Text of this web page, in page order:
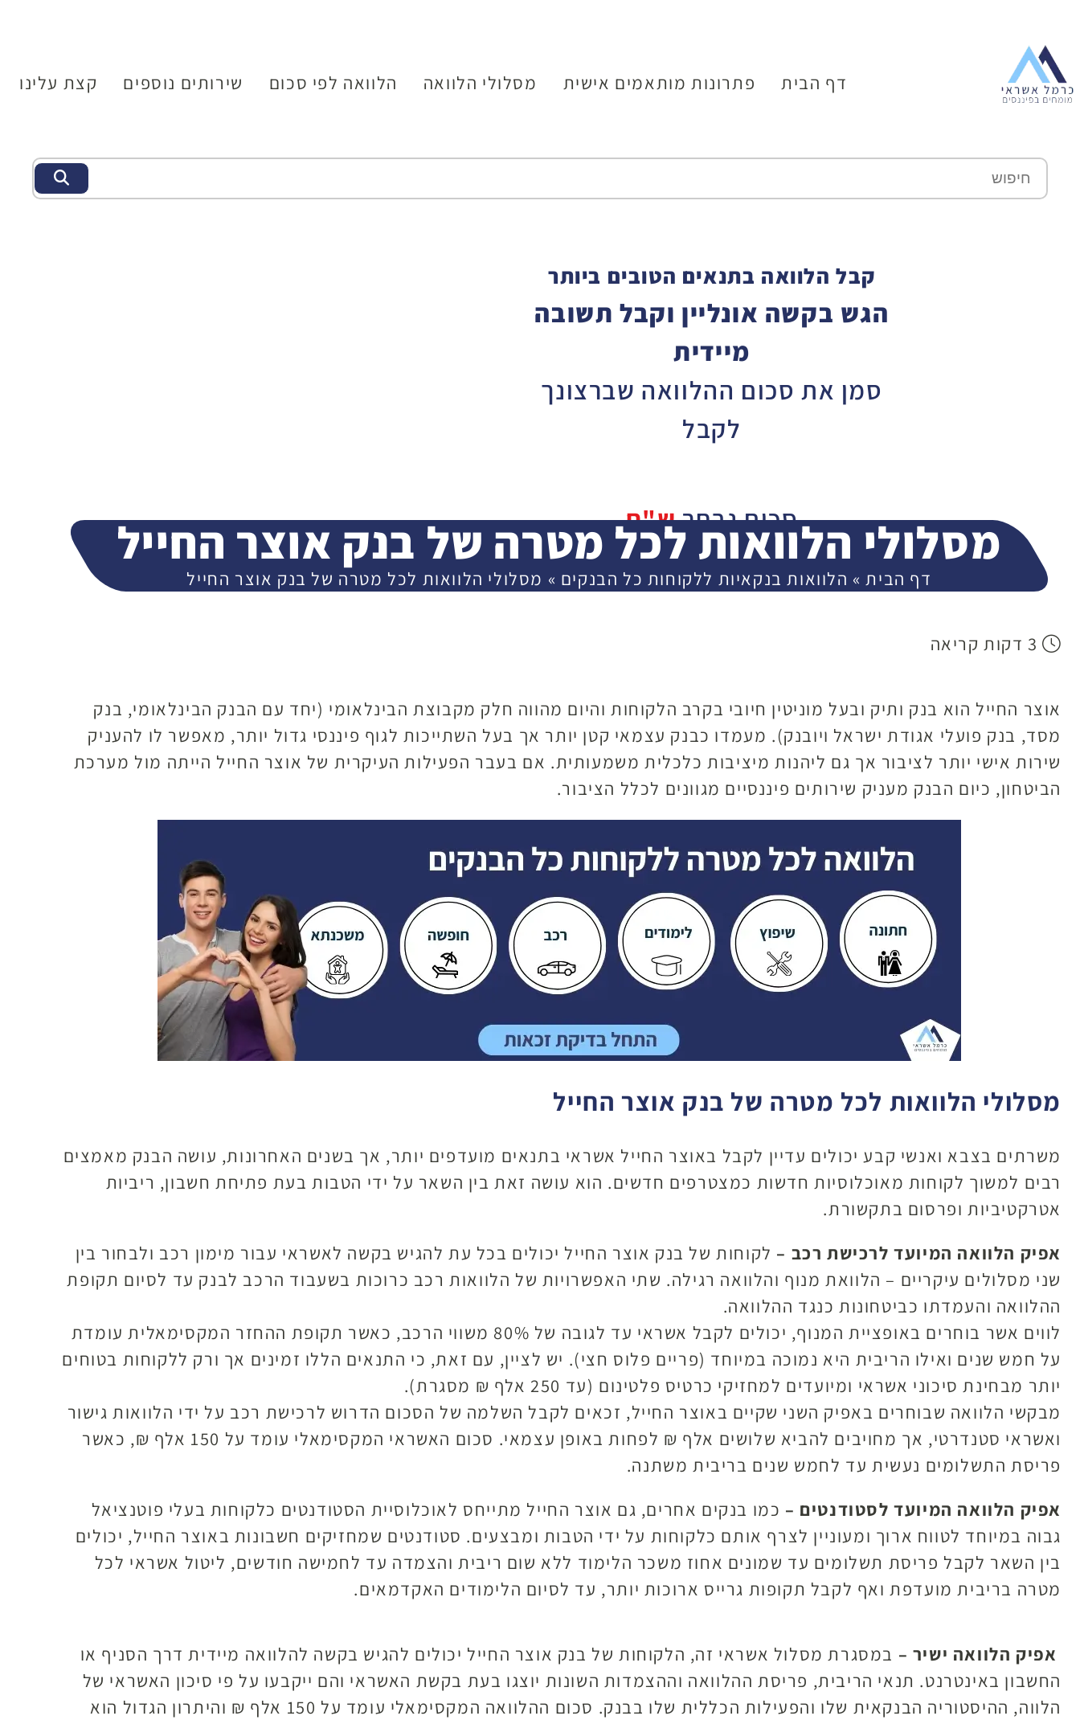
דף הבית פתרונות מותאמים אישית מסלולי הלוואה הלוואה לפי סכום שירותים נוספים קצת עלינו
קבל הלוואה בתנאים הטובים ביותר
הגש בקשה אונליין וקבל תשובה
מיידית
סמן את סכום ההלוואה שברצונך
לקבל
סכום נבחרש"ח
30,000
המשך
מסלולי הלוואות לכל מטרה של בנק אוצר החייל
דף הבית » הלוואות בנקאיות ללקוחות כל הבנקים » מסלולי הלוואות לכל מטרה של בנק אוצר החייל
3 דקות קריאה
אוצר החייל הוא בנק ותיק ובעל מוניטין חיובי בקרב הלקוחות והיום מהווה חלק מקבוצת הבינלאומי (יחד עם הבנק הבינלאומי, בנק
מסד, בנק פועלי אגודת ישראל ויובנק). מעמדו כבנק עצמאי קטן יותר אך בעל השתייכות לגוף פיננסי גדול יותר, מאפשר לו להעניק
שירות אישי יותר לציבור אך גם ליהנות מיציבות כלכלית משמעותית. אם בעבר הפעילות העיקרית של אוצר החייל הייתה מול מערכת
הביטחון, כיום הבנק מעניק שירותים פיננסיים מגוונים לכלל הציבור.
מסלולי הלוואות לכל מטרה של בנק אוצר החייל
משרתים בצבא ואנשי קבע יכולים עדיין לקבל באוצר החייל אשראי בתנאים מועדפים יותר, אך בשנים האחרונות, עושה הבנק מאמצים
רבים למשוך לקוחות מאוכלוסיות חדשות כמצטרפים חדשים. הוא עושה זאת בין השאר על ידי הטבות בעת פתיחת חשבון, ריביות
אטרקטיביות ופרסום בתקשורת.
אפיק הלוואה המיועד לרכישת רכב – לקוחות של בנק אוצר החייל יכולים בכל עת להגיש בקשה לאשראי עבור מימון רכב ולבחור בין
שני מסלולים עיקריים – הלוואת מנוף והלוואה רגילה. שתי האפשרויות של הלוואות רכב כרוכות בשעבוד הרכב לבנק עד לסיום תקופת
ההלוואה והעמדתו כביטחונות כנגד ההלוואה.
לווים אשר בוחרים באופציית המנוף, יכולים לקבל אשראי עד לגובה של 80% משווי הרכב, כאשר תקופת ההחזר המקסימאלית עומדת
על חמש שנים ואילו הריבית היא נמוכה במיוחד (פריים פלוס חצי). יש לציין, עם זאת, כי התנאים הללו זמינים אך ורק ללקוחות בטוחים
יותר מבחינת סיכוני אשראי ומיועדים למחזיקי כרטיס פלטינום (עד 250 אלף ₪ מסגרת).
מבקשי הלוואה שבוחרים באפיק השני שקיים באוצר החייל, זכאים לקבל השלמה של הסכום הדרוש לרכישת רכב על ידי הלוואות גישור
ואשראי סטנדרטי, אך מחויבים להביא שלושים אלף ₪ לפחות באופן עצמאי. סכום האשראי המקסימאלי עומד על 150 אלף ₪, כאשר
פריסת התשלומים נעשית עד לחמש שנים בריבית משתנה.
אפיק הלוואה המיועד לסטודנטים – כמו בנקים אחרים, גם אוצר החייל מתייחס לאוכלוסיית הסטודנטים כלקוחות בעלי פוטנציאל
גבוה במיוחד לטווח ארוך ומעוניין לצרף אותם כלקוחות על ידי הטבות ומבצעים. סטודנטים שמחזיקים חשבונות באוצר החייל, יכולים
בין השאר לקבל פריסת תשלומים עד שמונים אחוז משכר הלימוד ללא שום ריבית והצמדה עד לחמישה חודשים, ליטול אשראי לכל
מטרה בריבית מועדפת ואף לקבל תקופות גרייס ארוכות יותר, עד לסיום הלימודים האקדמאים.
אפיק הלוואה ישיר – במסגרת מסלול אשראי זה, הלקוחות של בנק אוצר החייל יכולים להגיש בקשה להלוואה מיידית דרך הסניף או
החשבון באינטרנט. תנאי הריבית, פריסת ההלוואה וההצמדות השונות יוצגו בעת בקשת האשראי והם ייקבעו על פי סיכון האשראי של
הלווה, ההיסטוריה הבנקאית שלו והפעילות הכללית שלו בבנק. סכום ההלוואה המקסימאלי עומד על 150 אלף ₪ והיתרון הגדול הוא